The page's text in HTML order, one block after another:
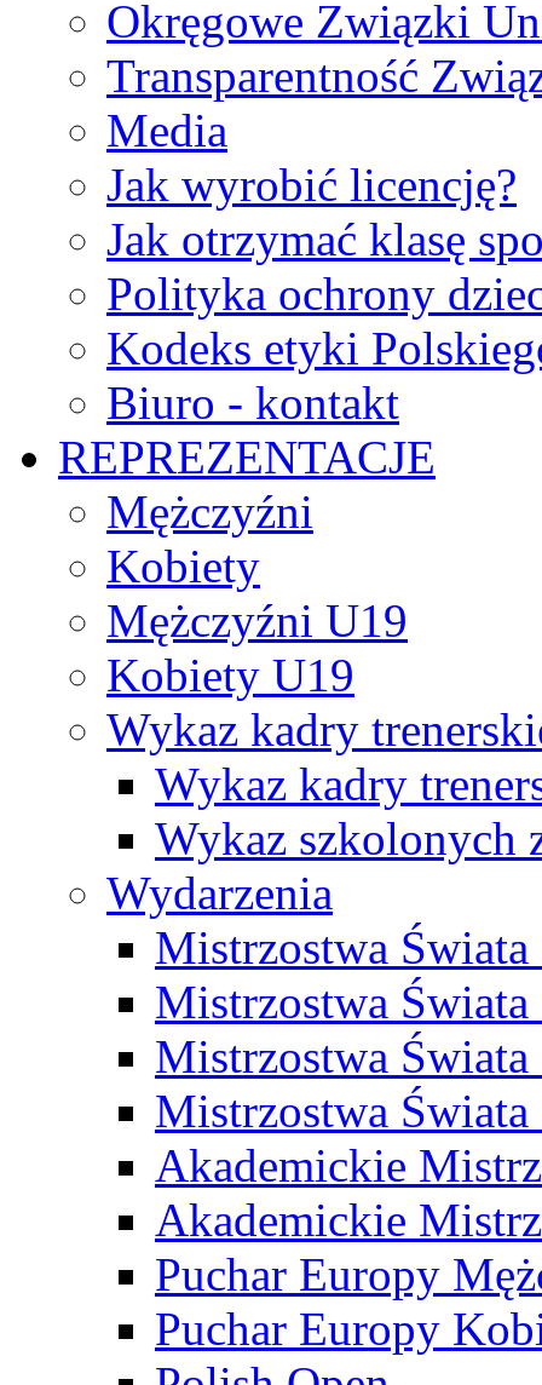
Okręgowe Związki
Transparentność
Media
Jak wyrobić licencję?
Jak otrzymać klasę
Polityka ochrony
Kodeks etyki
Biuro - kontakt
REPREZENTACJE
Mężczyźni
Kobiety
Mężczyźni U19
Kobiety U19
Wykaz kadry
Wykaz kadry
Wykaz szkolonych
Wydarzenia
Mistrzostwa
Mistrzostwa
Mistrzostwa
Mistrzostwa
Akademickie
Akademickie
Puchar Europy
Puchar Europy